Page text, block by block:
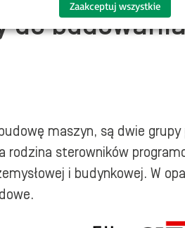
maszyn, są dwie
rodzina sterowników
i budynkowej. W
Zaakceptuj wszystkie